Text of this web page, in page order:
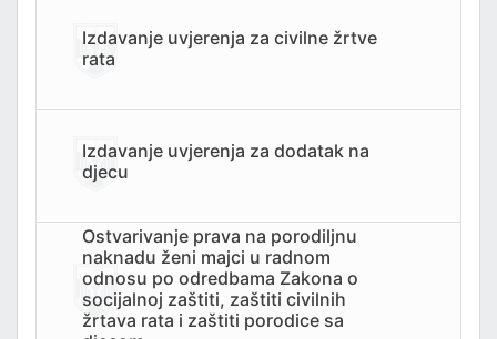
Izdavanje uvjerenja za civilne žrtve
rata
Izdavanje uvjerenja za dodatak na
djecu
Ostvarivanje prava na porodiljnu
naknadu ženi majci u radnom
odnosu po odredbama Zakona o
socijalnoj zaštiti, zaštiti civilnih
žrtava rata i zaštiti porodice sa